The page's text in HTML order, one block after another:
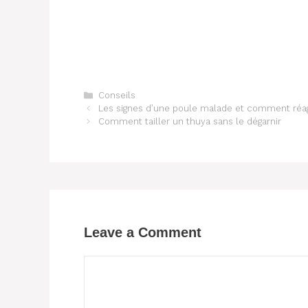
Categories
Conseils
Les signes d’une poule malade et comment
Comment tailler un thuya sans le dégarnir
Leave a Comment